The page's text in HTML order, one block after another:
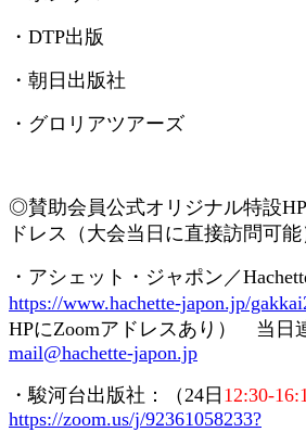
・ DTP出版
・朝日出版社
・グロリアツアーズ
◎賛助会員公式オリジナル特設HP
ドレス（大会当日に直接訪問可能
・アシェット・ジャポン／
https://www.hachette-japon.jp/
HPにZoomアドレスあり） 当日
mail@hachette-japon.jp
・駿河台出版社：（24 日 12:30-
https://zoom.us/j/92361058233?